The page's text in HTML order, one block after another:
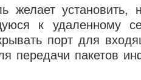
желает установить,
к удаленному
порт для
передачи пакетов